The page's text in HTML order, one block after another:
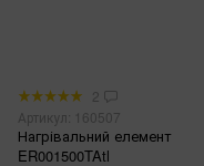
2
Артикул: 160507
Нагрівальний елемент
ER001500TAtl